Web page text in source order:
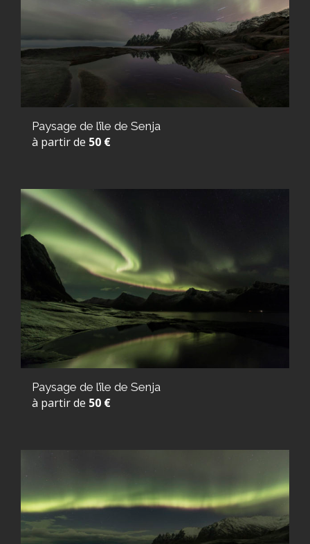
Paysage de l’île de Senja
à partir de 50 €
Paysage de l’île de Senja
à partir de 50 €